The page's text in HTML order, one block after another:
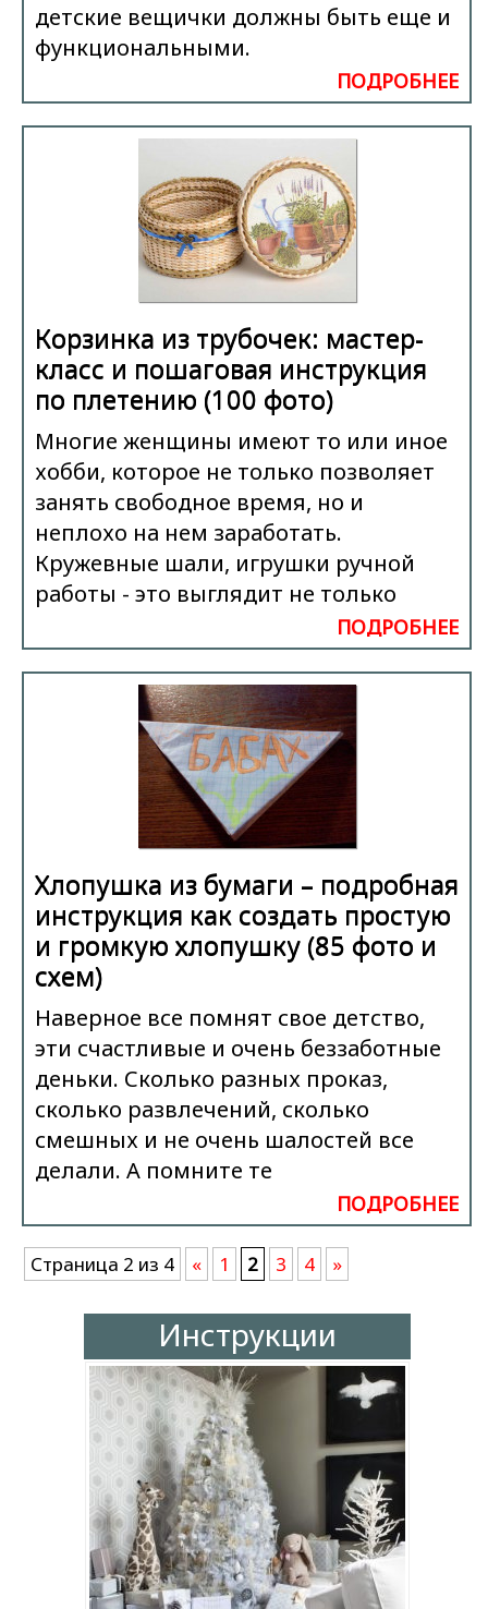
детские вещички должны быть еще и
функциональными.
ПОДРОБНЕЕ
Корзинка из трубочек: мастер-
класс и пошаговая инструкция
по плетению (100 фото)
Многие женщины имеют то или иное
хобби, которое не только позволяет
занять свободное время, но и
неплохо на нем заработать.
Кружевные шали, игрушки ручной
работы - это выглядит не только
ПОДРОБНЕЕ
Хлопушка из бумаги – подробная
инструкция как создать простую
и громкую хлопушку (85 фото и
схем)
Наверное все помнят свое детство,
эти счастливые и очень беззаботные
деньки. Сколько разных проказ,
сколько развлечений, сколько
смешных и не очень шалостей все
делали. А помните те
ПОДРОБНЕЕ
Страница 2 из 4 « 1 2 3 4 »
Инструкции